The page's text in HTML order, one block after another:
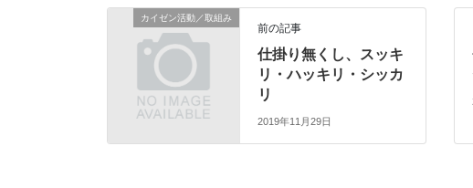
カイゼン活動／取組み
前の記事
仕掛り無くし、スッキ
リ・ハッキリ・シッカ
リ
2019年11月29日